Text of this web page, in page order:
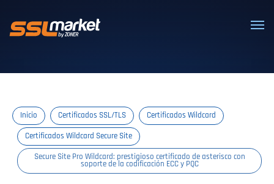
Certificados SSL/TLS confiables
Inicio Certificados SSL/TLS Certificados Wildcard
Certificados Wildcard Secure Site
Secure Site Pro Wildcard: prestigioso certificado de asterisco con
soporte de la codificación ECC y PQC